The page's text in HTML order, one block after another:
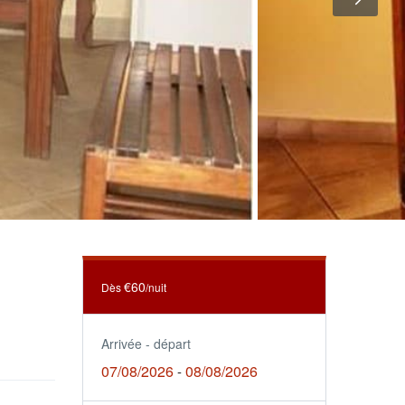
Dès€60/nuit
Arrivée - départ
07/08/2026-08/08/2026